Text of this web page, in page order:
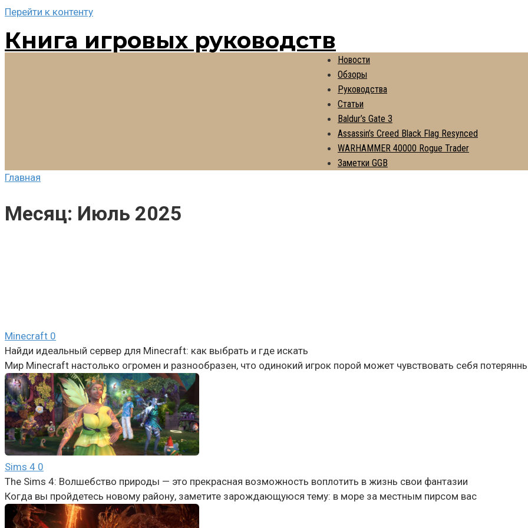
Перейти к контенту
Книга игровых руководств
Новости
Обзоры
Руководства
Статьи
Baldur’s Gate 3
Assassin’s Creed Black Flag Resynced
WARHAMMER 40000 Rogue Trader
Заметки GGB
Главная
Месяц: Июль 2025
Minecraft 0
Найди идеальный сервер для Minecraft: как выбрать и где искать
Мир Minecraft настолько огромен и разнообразен, что одинокий игрок порой может чувствовать себя
Sims 4 0
The Sims 4: Волшебство природы — это прекрасная возможность воплотить в жизнь свои фантазии
Когда вы пройдетесь новому району, заметите зарождающуюся тему: в море за местным пирсом вас